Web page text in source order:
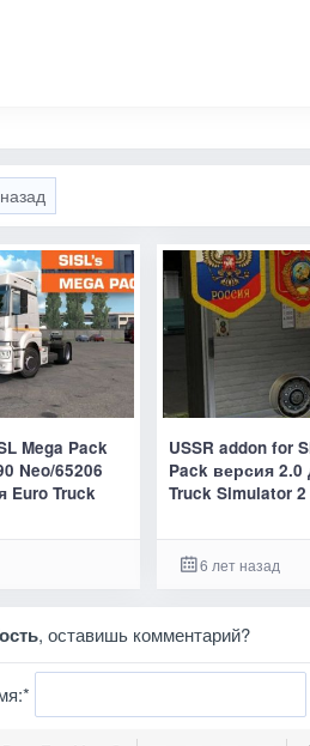
Mega Pack
Neo/65206
Euro Truck
USSR addon for
Pack версия 2.0
Truck Simulator 2
6 лет назад
, оставишь комментарий?
*